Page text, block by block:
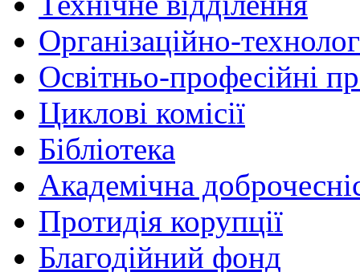
Організаційно-
Освітньо-професійні
Циклові комісії
Бібліотека
Академічна
Протидія корупції
Благодійний фонд